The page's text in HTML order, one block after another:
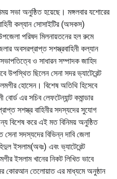
সভা অনুষ্ঠিত হয়েছে। মঙ্গলবার যশোরের
কল্যান সোসাইটির (অসকস)
পরিষদ মিলনায়তনের হল রুমে
অবসরপ্রাপ্ত সশস্ত্রবাহিনী কল্যান
ও সাধারন সম্পাদক জাহিদ
উপস্থিত ছিলেন সেনা সদর ভ্যাটেরেন্ট
হোসেন। বিশেষ অতিথি হিসেবে
এর সচিব লেফটেন্যান্ট কমান্ডার
সশস্ত্র বাহিনীর সদস্যদের সুযোগ
বিশেষ করে এই মত বিনিময় অনুষ্ঠিত
সদস্যদের বিভিন্ন দাবি জেলা
ইসলাম(অবঃ) এবং ভ্যাটেরেন্ট
ইসলাম খানের নিকট লিখিত ভাবে
কোরআন তেলোয়াত এর মাধ্যমে অনুষ্ঠান